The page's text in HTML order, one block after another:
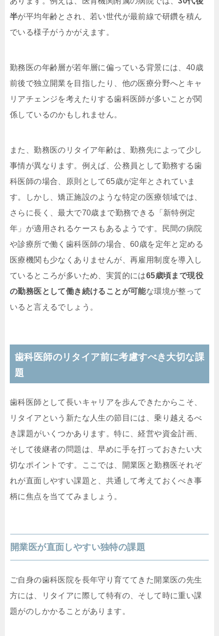
半が平均年齢とされ、若い世代が最前線で研鑽を積ん
でいる様子がうかがえます。
勤務医の年齢層が若年層に偏っている背景には、40歳
前後で独立開業を目指したり、他の医療分野へとキャ
リアチェンジを考えたりする歯科医師が多いことが関
係しているのかもしれません。
また、勤務医のリタイア年齢は、勤務先によって少し
事情が異なります。例えば、公務員として勤務する歯
科医師の場合、原則として65歳が定年とされていま
す。しかし、矯正施設のような特定の医療領域では、
さらに長く、最大で70歳まで勤務できる「新特例定
年」が適用されるケースもあるようです。民間の病院
や診療所で働く歯科医師の場合、60歳を定年と定める
医療機関も少なくありませんが、再雇用制度を導入し
ているところが多いため、実質的には65歳頃まで現役
の勤務医として働き続けることが可能な環境が整って
いると言えるでしょう。
歯科医師のリタイア前に考慮すべき大切な課
題
歯科医師として長いキャリアを歩んできたからこそ、
リタイアという新たな人生の節目には、乗り越えるべ
き課題がいくつかあります。特に、経営や資金計画、
そして後継者の問題は、早めに手を打っておきたい大
切なポイントです。ここでは、開業医と勤務医それぞ
れが直面しやすい課題と、共通して考えておくべき事
柄に焦点を当ててみましょう。
開業医が直面しやすい独特の課題
ご自身の歯科医院を長年守り育ててきた開業医の先生
方には、リタイアに際して特有の、そして時に重い課
題がのしかかることがあります。